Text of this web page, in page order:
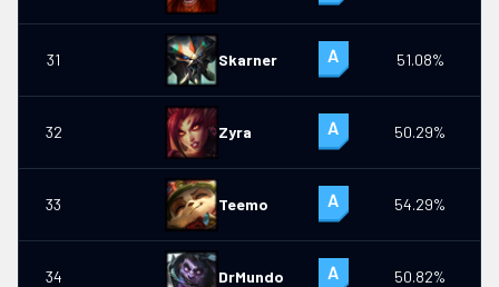
31 Skarner 51.08%
32 Zyra 50.29%
33 Teemo 54.29%
34 DrMundo 50.82%